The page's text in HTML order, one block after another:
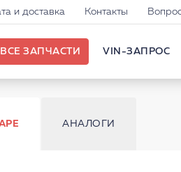
и доставка Контакты
ВСЕ ЗАПЧАСТИ VIN-ЗАПРОС
АНАЛОГИ